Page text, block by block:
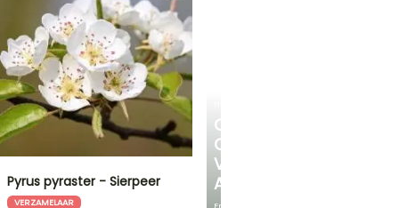
ONTDEK
ONS
VOORDELIGE
ASSORTIMENT
Pyrus pyraster - Sierpeer
VERZAMELAAR